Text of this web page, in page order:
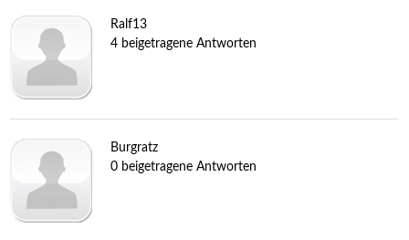
Ralf13
4 beigetragene Antworten
Burgratz
0 beigetragene Antworten